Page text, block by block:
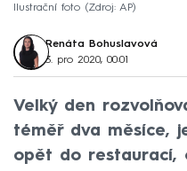
Ilustrační foto Zdroj: AP
Renáta Bohuslavová
3. pro 2020, 00:01
Velký den
téměř dva měsíce,
opět do restaurací,